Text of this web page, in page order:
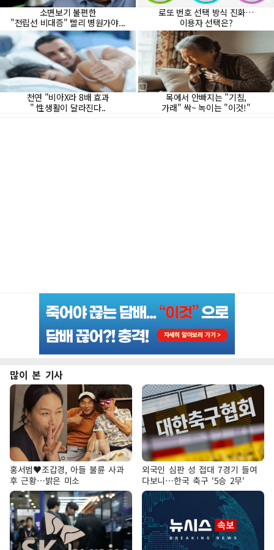
많이 본 기사
홍서범♥조갑경, 아들 불륜 사과
후 근황…밝은 미소
외국인 심판 성 접대 7경기 들여
다보니…한국 축구 '5승 2무'